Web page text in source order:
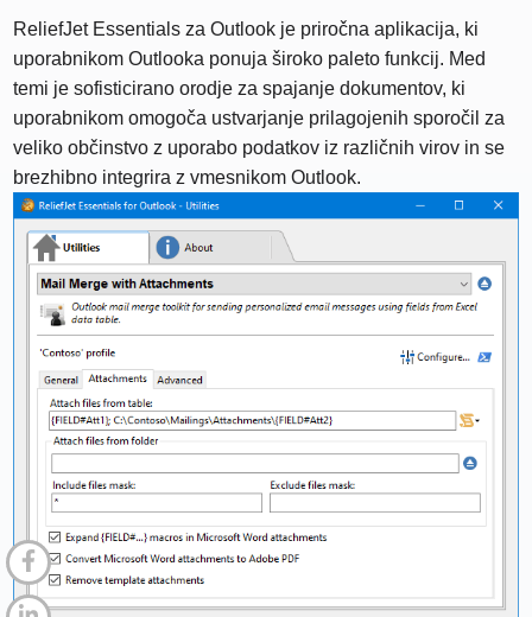
ReliefJet Essentials za Outlook je priročna aplikacija, ki
uporabnikom Outlooka ponuja široko paleto funkcij. Med
temi je sofisticirano orodje za spajanje dokumentov, ki
uporabnikom omogoča ustvarjanje prilagojenih sporočil za
veliko občinstvo z uporabo podatkov iz različnih virov in se
brezhibno integrira z vmesnikom Outlook.